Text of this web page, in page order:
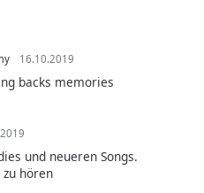
16.10.2019
backs memories
und neueren Songs.
zu hören